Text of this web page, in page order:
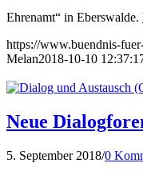
Ehrenamt“ in Eberswalde.
https://www.buendnis-
Melan2018-10-10
Neue
5. September 2018/0